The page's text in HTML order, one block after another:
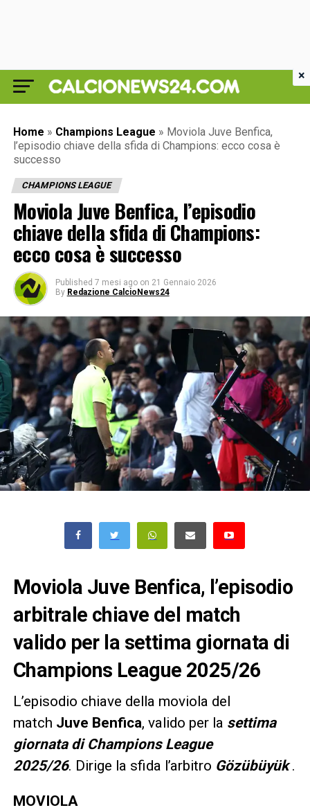
Home » Champions League » Moviola Juve Benfica,
l’episodio chiave della sfida di Champions: ecco cosa è
successo
CHAMPIONS LEAGUE
Moviola Juve Benfica, l’episodio
chiave della sfida di Champions:
ecco cosa è successo
Published 7 mesi ago on 21 Gennaio 2026
By Redazione CalcioNews24
Moviola Juve Benfica, l’episodio
arbitrale chiave del match
valido per la settima giornata di
Champions League 2025/26
L’episodio chiave della moviola del
match Juve Benfica, valido per la settima
giornata di Champions League
2025/26. Dirige la sfida l’arbitro Gözübüyük .
MOVIOLA
×